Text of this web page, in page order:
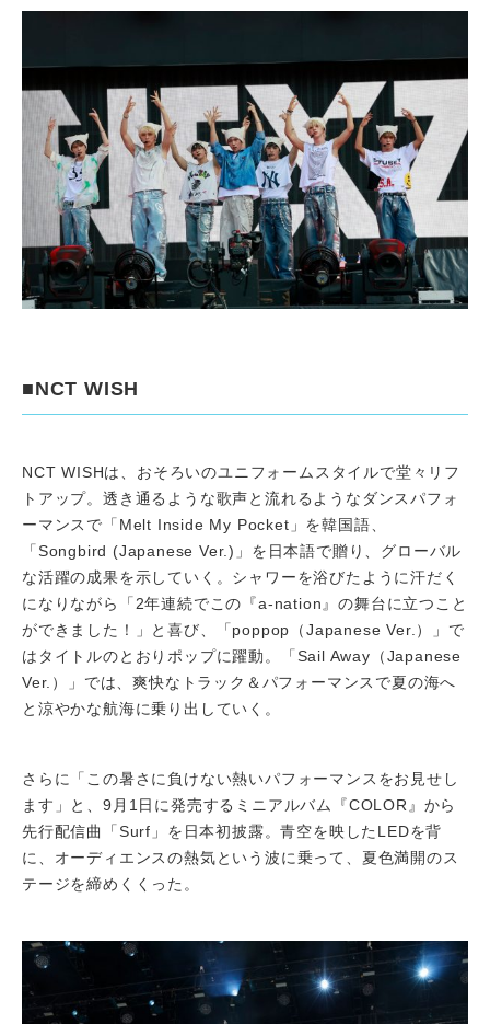
■NCT WISH
NCT WISHは、おそろいのユニフォームスタイルで堂々リフ
トアップ。透き通るような歌声と流れるようなダンスパフォ
ーマンスで「Melt Inside My Pocket」を韓国語、
「Songbird (Japanese Ver.)」を日本語で贈り、グローバル
な活躍の成果を示していく。シャワーを浴びたように汗だく
になりながら「2年連続でこの『a-nation』の舞台に立つこと
ができました！」と喜び、「poppop（Japanese Ver.）」で
はタイトルのとおりポップに躍動。「Sail Away（Japanese
Ver.）」では、爽快なトラック＆パフォーマンスで夏の海へ
と涼やかな航海に乗り出していく。
さらに「この暑さに負けない熱いパフォーマンスをお見せし
ます」と、9月1日に発売するミニアルバム『COLOR』から
先行配信曲「Surf」を日本初披露。青空を映したLEDを背
に、オーディエンスの熱気という波に乗って、夏色満開のス
テージを締めくくった。